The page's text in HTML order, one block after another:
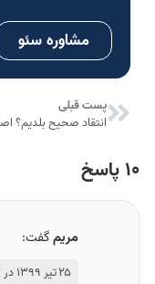
مشاوره سئو
پست قبلی
انتقاد صحیح بلدیم؟
۱۰ پاسخ
مریمگفت:
۲۵ تیر ۱۳۹۹ در ۵:۵۳ قبل از ظهر